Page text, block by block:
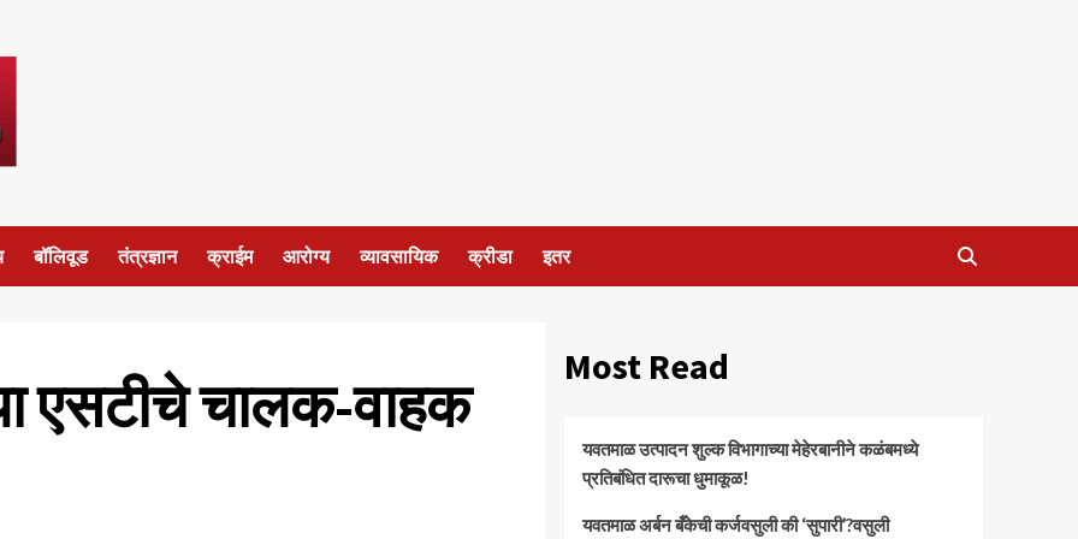
बॉलिवूड तंत्रज्ञान क्राईम आरोग्य व्यावसायिक क्रीडा इतर
एसटीचे चालक-वाहक
Most Read
यवतमाळ उत्पादन शुल्क विभागाच्या मेहेरबानीने कळंबमध्ये
प्रतिबंधित दारूचा धुमाकूळ!
​यवतमाळ अर्बन बँकेची कर्जवसुली की ‘सुपारी’?वसुली